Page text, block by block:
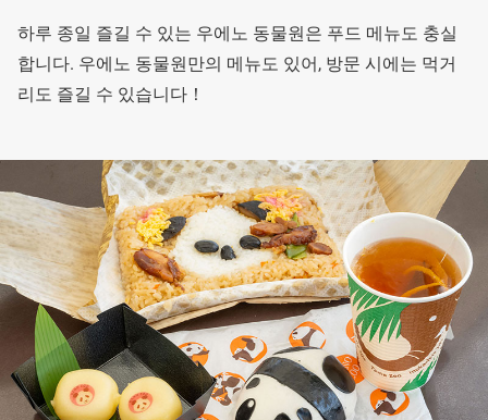
하루 종일 즐길 수 있는 우에노 동물원은 푸드 메뉴도 충실
합니다. 우에노 동물원만의 메뉴도 있어, 방문 시에는 먹거
리도 즐길 수 있습니다！